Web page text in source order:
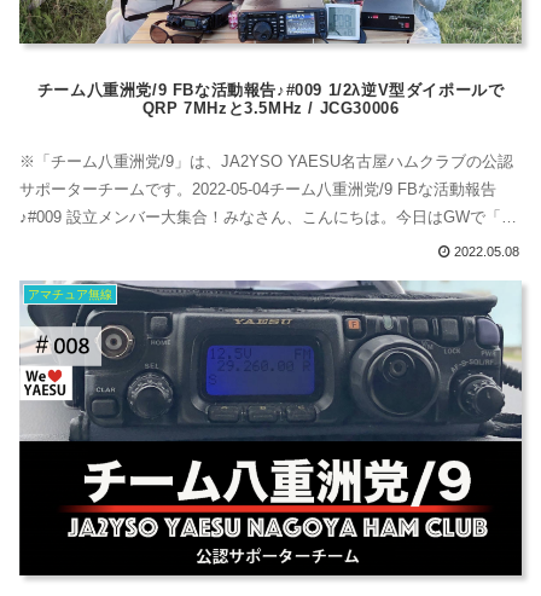
チーム八重洲党/9 FBな活動報告♪#009 1/2λ逆V型ダイポールで
QRP 7MHzと3.5MHz / JCG30006
※「チーム八重洲党/9」は、JA2YSO YAESU名古屋ハムクラブの公認
サポーターチームです。2022-05-04チーム八重洲党/9 FBな活動報告
♪#009 設立メンバー大集合！みなさん、こんにちは。今日はGWで「み
どりの日」です。各党員はGW中にCMや用事でなかなか集まれず、こ
て、初めてです。（忘年会はしたよ！）明日のこどもの日の...
2022.05.08
アマチュア無線